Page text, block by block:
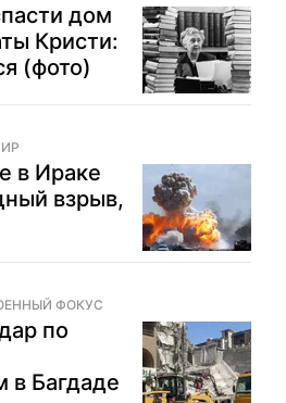
дом
Кристи:
(фото)
в Ираке
взрыв,
ФОКУС
по
в Багдаде